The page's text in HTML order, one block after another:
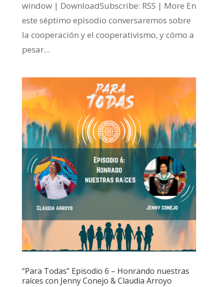
window | DownloadSubscribe: RSS | More En
este séptimo episodio conversaremos sobre
la cooperación y el cooperativismo, y cómo a
pesar...
“Para Todas” Episodio 6 – Honrando nuestras
raíces con Jenny Conejo & Claudia Arroyo